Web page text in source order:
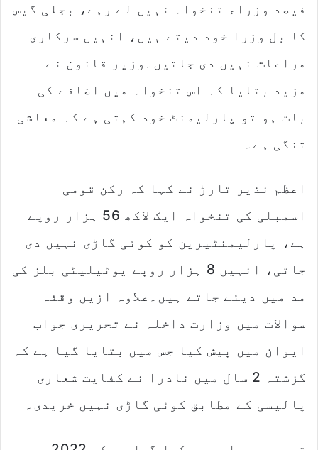
فیصد وزراء تنخواہ نہیں لے رہے، بجلی گیس
کا بل وزرا خود دیتے ہیں، انہیں سرکاری
مراعات نہیں دی جاتیں۔وزیر قانون نے
مزید بتایا کہ اس تنخواہ میں اضافے کی
بات ہو تو پارلیمنٹ خود کہتی ہے کہ معاشی
تنگی ہے۔
اعظم نذیر تارڑ نے کہا کہ رکن قومی
اسمبلی کی تنخواہ ایک لاکھ 56 ہزار روپے
ہے، پارلیمنٹیرین کو کوئی گاڑی نہیں دی
جاتی، انہیں 8 ہزار روپے یوٹیلیٹی بلز کی
مد میں دیئے جاتے ہیں۔علاوہ ازیں وقفہ
سوالات میں وزارت داخلہ نے تحریری جواب
ایوان میں پیش کیا جس میں بتایا گیا ہے کہ
گزشتہ 2 سال میں نادرا نے کفایت شعاری
پالیسی کے مطابق کوئی گاڑی نہیں خریدی۔